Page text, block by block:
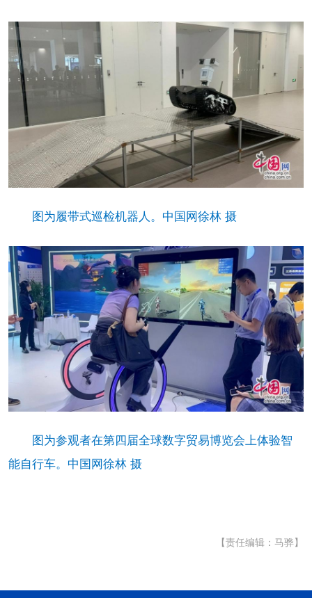
图为履带式巡检机器人。中国网徐林 摄
图为参观者在第四届全球数字贸易博览会上体验智
能自行车。中国网徐林 摄
【责任编辑：马骅】